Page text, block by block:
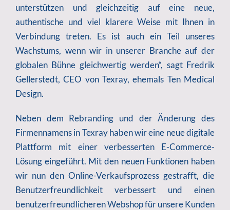
unterstützen und gleichzeitig auf eine neue,
authentische und viel klarere Weise mit Ihnen in
Verbindung treten. Es ist auch ein Teil unseres
Wachstums, wenn wir in unserer Branche auf der
globalen Bühne gleichwertig werden“, sagt Fredrik
Gellerstedt, CEO von Texray, ehemals Ten Medical
Design.
Neben dem Rebranding und der Änderung des
Firmennamens in Texray haben wir eine neue digitale
Plattform mit einer verbesserten E-Commerce-
Lösung eingeführt. Mit den neuen Funktionen haben
wir nun den Online-Verkaufsprozess gestrafft, die
Benutzerfreundlichkeit verbessert und einen
benutzerfreundlicheren Webshop für unsere Kunden